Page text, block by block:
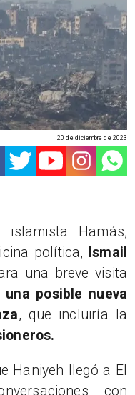
20 de diciembre de 2023
islamista Hamás,
política,
Ismail
una breve visita
una posible nueva
, que incluiría la
Haniyeh llegó a El
con